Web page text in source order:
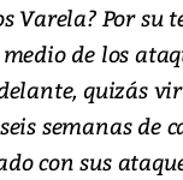
Varela? Por su
de los
quizás
semanas de
con sus